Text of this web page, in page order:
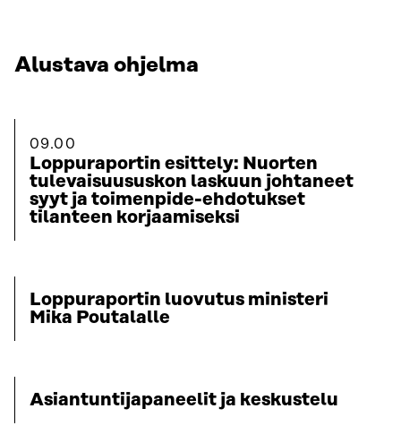
Alustava ohjelma
09.00
Loppuraportin esittely: Nuorten
tulevaisuususkon laskuun johtaneet
syyt ja toimenpide-ehdotukset
tilanteen korjaamiseksi
Loppuraportin luovutus ministeri
Mika Poutalalle
Asiantuntijapaneelit ja keskustelu